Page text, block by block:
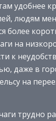
удобнее
людям
более
на
к
даже в
на
трудно